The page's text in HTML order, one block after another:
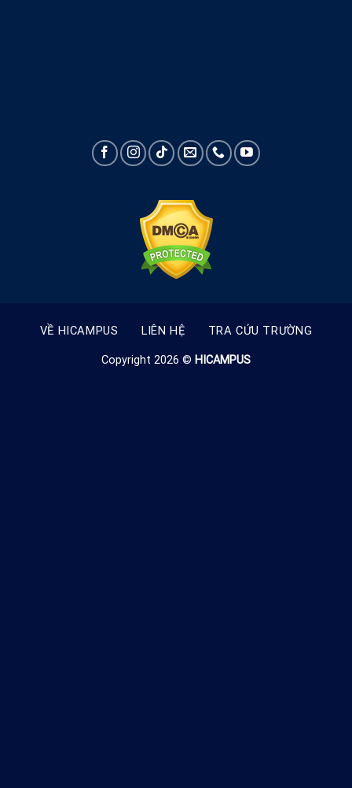
VỀ HICAMPUS LIÊN HỆ TRA CỨU TRƯỜNG
Copyright 2026 © HICAMPUS